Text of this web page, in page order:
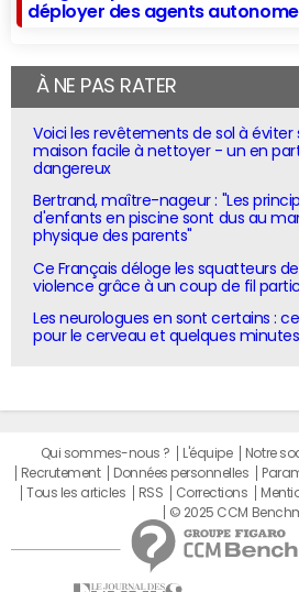
déployer des agents
À NE PAS RATER
Voici les revêtements de sol à éviter
maison facile à nettoyer - un en
dangereux
Bertrand, maître-nageur : "Les
d'enfants en piscine sont dus au
physique des parents"
Ce Français déloge les squatteurs
violence grâce à un coup de fil
Les neurologues en sont certains :
pour le cerveau et quelques
Qui sommes-nous ? L'équipe Notre
Recrutement
Données personnelles
Tous les articles
RSS Corrections
© 2025 CCM